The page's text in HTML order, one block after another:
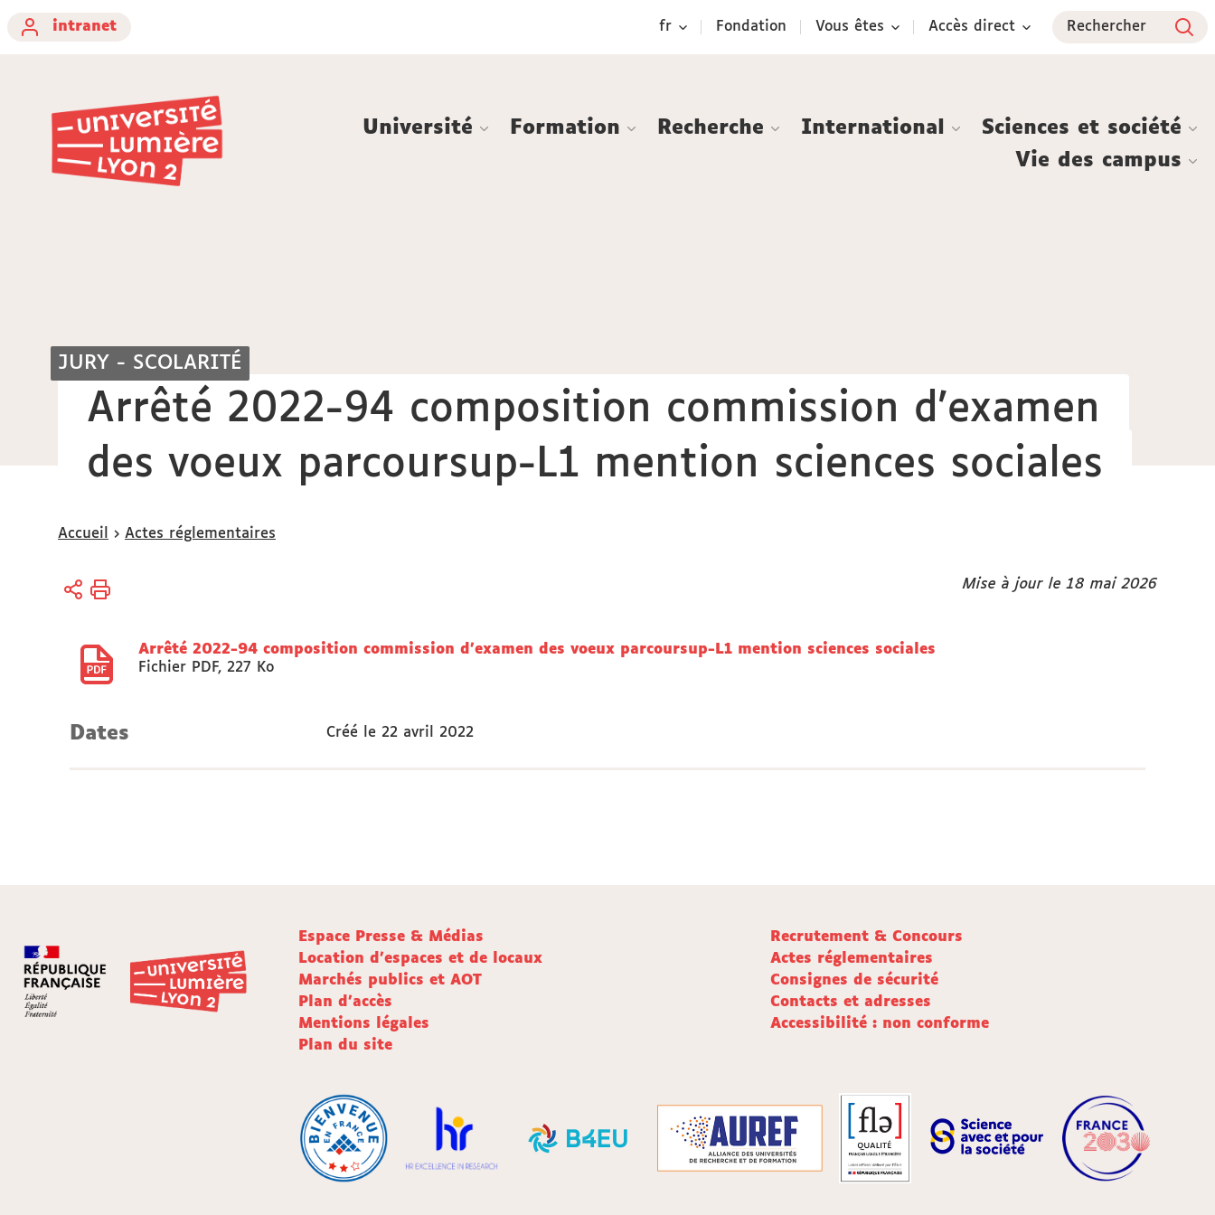
intranet
fr Fondation Vous êtes Accès direct Rechercher
Université Formation Recherche International
Sciences et société
Vie des campus
JURY - SCOLARITÉ
Arrêté 2022-94 composition commission d'examen
des voeux parcoursup-L1 mention sciences sociales
Vous
ici :
Accueil Actes réglementaires
Mise à jour le 18 mai 2026
Arrêté 2022-94 composition commission d'examen des voeux parcoursup-L1 mention sciences sociales
Fichier PDF, 227 Ko
Dates Créé le 22 avril 2022
Espace Presse & Médias
Recrutement & Concours
Location d'espaces et de locaux
Actes réglementaires
Marchés publics et AOT
Consignes de sécurité
Plan d'accès
Contacts et adresses
Mentions légales
Accessibilité : non conforme
Plan du site